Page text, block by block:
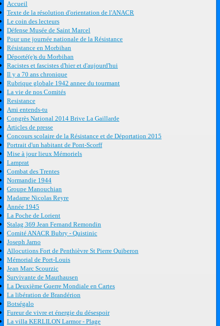
Accueil
Texte de la résolution d'orientation de l'ANACR
Le coin des lecteurs
Défense Musée de Saint Marcel
Pour une journée nationale de la Résistance
Résistance en Morbihan
Déporté(e)s du Morbihan
Racistes et fascistes d'hier et d'aujourd'hui
Il y a 70 ans chronique
Rubrique globale 1942 annee du tourmant
La vie de nos Comités
Resistance
Ami entends-tu
Congrès National 2014 Brive La Gaillarde
Articles de presse
Concours scolaire de la Résistance et de Déportation 2015
Portrait d'un habitant de Pont-Scorff
Mise à jour lieux Mémoriels
Lamprat
Combat des Trentes
Normandie 1944
Groupe Manouchian
Madame Nicolas Reyre
Année 1945
La Poche de Lorient
Stalag 369 Jean Fernand Remondin
Comité ANACR Bubry - Quistinic
Joseph Jarno
Allocutions Fort de Penthièvre St Pierre Quiberon
Mémorial de Port-Louis
Jean Marc Scourzic
Survivante de Mauthausen
La Deuxième Guerre Mondiale en Cartes
La libération de Brandérion
Botségalo
Fureur de vivre et énergie du désespoir
La villa KERLILON Larmor - Plage